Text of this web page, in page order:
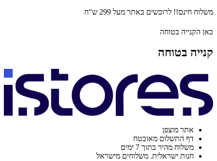
משלוח חינם!! לרוכשים באתר מעל 299 ש"ח
כאן הקנייה בטוחה
קנייה בטוחה
אתר מוצפן
דף התשלום מאובטח
משלוח מהיר בתוך 7 ימים
חנות ישראלית. משלוחים מישראל